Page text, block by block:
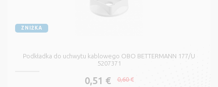
ZNIŻKA
Podkładka do uchwytu kablowego OBO BETTERMANN 177/U
5207371
0,51 € 0,60 €